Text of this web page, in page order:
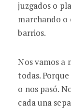
juzgados o
marchando o
barrios.
Nos vamos a
todas.
o nos pasó.
cada una